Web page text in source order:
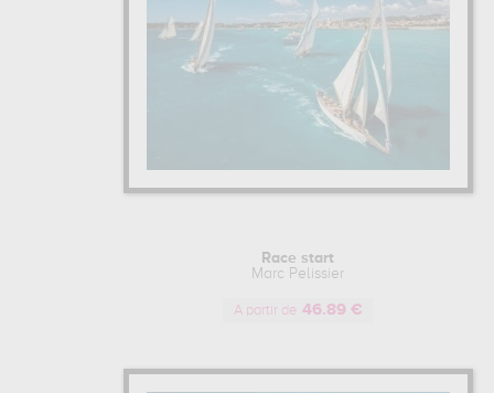
Race start
Marc Pelissier
A partir de 46.89 €